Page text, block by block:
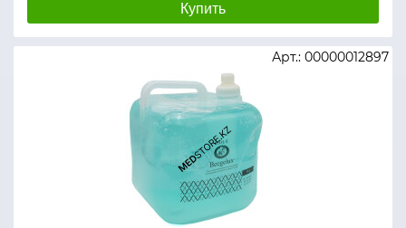
Купить
Арт.: 00000012897